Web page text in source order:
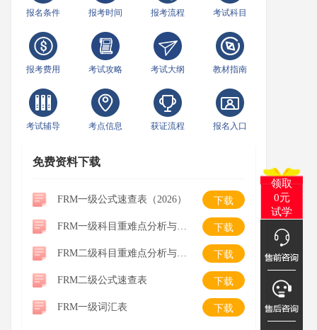
报名条件 报考时间 报考流程 考试科目
报考费用 考试攻略 考试大纲 教材指南
考试辅导 考点信息 获证流程 报名入口
免费资料下载
FRM一级公式速查表（2026） 下载
FRM一级科目重难点分析与学习建议 下载
FRM二级科目重难点分析与学习建议 下载
FRM二级公式速查表 下载
FRM一级词汇表 下载
领取
0元
试学